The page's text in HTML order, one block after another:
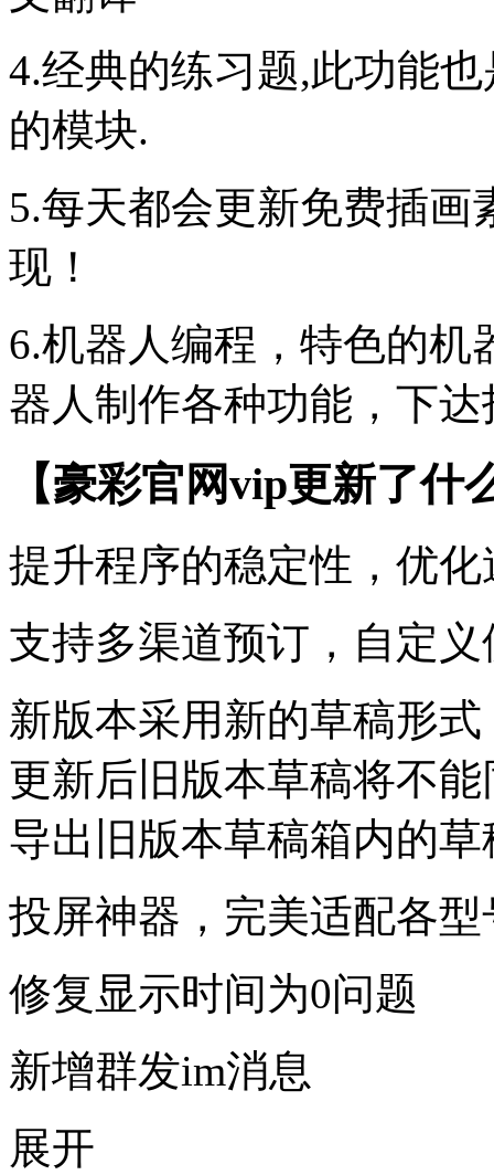
4.经典的练习题,此功能
的模块.
5.每天都会更新免费插
现！
6.机器人编程，特色的
器人制作各种功能，下达
【豪彩官网vip更新了什
提升程序的稳定性，优化
支持多渠道预订，自定
新版本采用新的草稿形
更新后旧版本草稿将不
导出旧版本草稿箱内的
投屏神器，完美适配各
修复显示时间为0问题
新增群发im消息
展开